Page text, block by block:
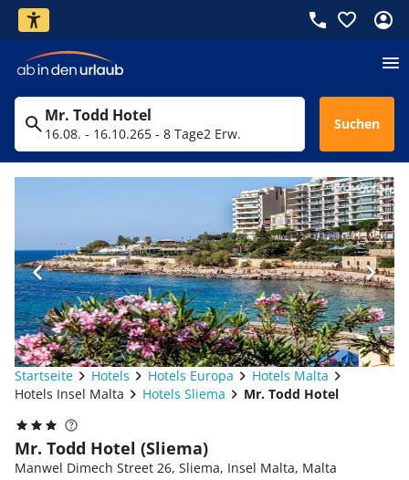
Mr. Todd Hotel
16.08. - 16.10.265 - 8 Tage2 Erw.
Suchen
Startseite Hotels Hotels Europa
Hotels Malta
Hotels Insel Malta
Hotels Sliema Mr. Todd Hotel
Mr. Todd Hotel (Sliema)
Manwel Dimech Street 26, Sliema, Insel Malta, Malta